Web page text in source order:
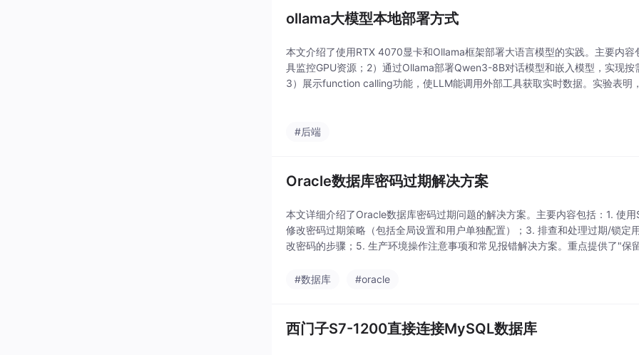
ollama大模型本地部署方式
本文介绍了使用RTX 4070显卡和Ollama框架部署大语言模型的实践。主要内
具监控GPU资源；2）通过Ollama部署Qwen3-8B对话模型和嵌入模型，实现按
3）展示function calling功能，使LLM能调用外部工具获取实时数据。实验表明
#后端
Oracle数据库密码过期解决方案
本文详细介绍了Oracle数据库密码过期问题的解决方案。主要内容包括：1. 使
修改密码过期策略（包括全局设置和用户单独配置）；3. 排查和处理过期/锁定
改密码的步骤；5. 生产环境操作注意事项和常见报错解决方案。重点提供了"
#数据库
#oracle
西门子S7-1200直接连接MySQL数据库